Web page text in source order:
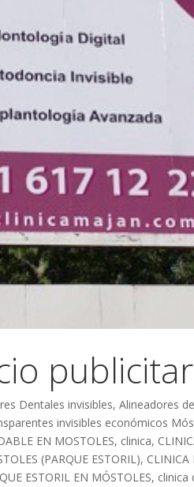
Dentales invisibles,Alineadores
invisibles económicos
EN MOSTOLES, clinica,
(PARQUE ESTORIL), CLINICA
ESTORIL EN MÓSTOLES, clinica